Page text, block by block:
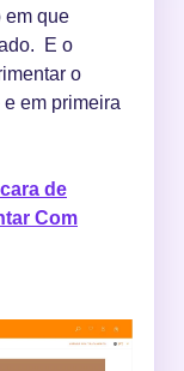
em que
E o
o
em primeira
de
Com